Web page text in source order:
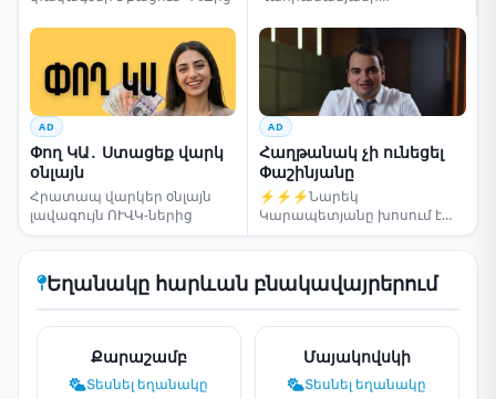
AD
Փող ԿԱ․ Ստացեք վարկ
օնլայն
Հրատապ վարկեր օնլայն
լավագույն ՈՒՎԿ-ներից
AD
Հաղթանակ չի ունեցել
Փաշինյանը
⚡⚡⚡Նարեկ
Կարապետյանը խոսում է
ընտրությունների մասին
Եղանակը հարևան բնակավայրերում
Քարաշամբ
Տեսնել եղանակը
Մայակովսկի
Տեսնել եղանակը